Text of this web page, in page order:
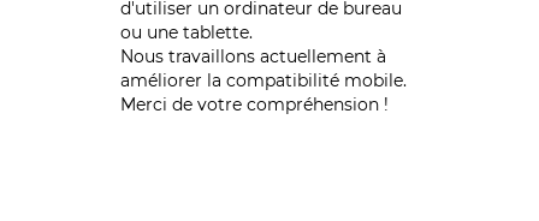
d'utiliser un ordinateur de bureau
ou une tablette.
Nous travaillons actuellement à
améliorer la compatibilité mobile.
Merci de votre compréhension !